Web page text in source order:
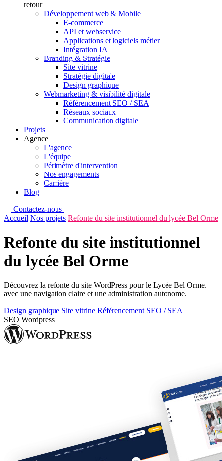
retour
Développement web & Mobile
E-commerce
API et webservice
Applications et logiciels métier
Intégration IA
Branding & Stratégie
Site vitrine
Stratégie digitale
Design graphique
Webmarketing & visibilité digitale
Référencement SEO / SEA
Réseaux sociaux
Communication digitale
Projets
Agence
L'agence
L'équipe
Périmètre d'intervention
Nos engagements
Carrière
Blog
Contactez-nous
Accueil Nos projets Refonte du site institutionnel du lycée Bel Orme
Refonte du site institutionnel
du lycée Bel Orme
Découvrez la refonte du site WordPress pour le Lycée Bel Orme,
avec une navigation claire et une administration autonome.
Design graphique Site vitrine Référencement SEO / SEA
SEO Wordpress